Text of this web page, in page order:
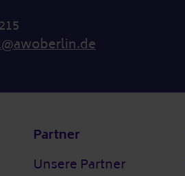
Partner
Unsere Partner